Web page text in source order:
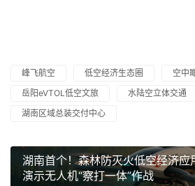
峰飞航空 低空经济生态圈
空中
岳阳eVTOL低空文旅
水陆空立体交通
湖南区域总装交付中心
湖南首个！森林防灭火低空经济应
演示无人机“察打一体”作战